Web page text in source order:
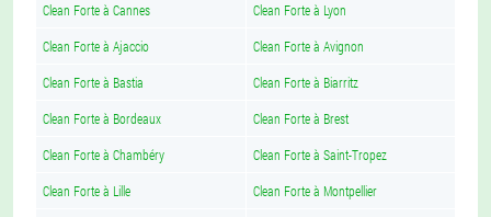
Clean Forte à Cannes Clean Forte à Lyon
Clean Forte à Ajaccio Clean Forte à Avignon
Clean Forte à Bastia Clean Forte à Biarritz
Clean Forte à Bordeaux Clean Forte à Brest
Clean Forte à Chambéry Clean Forte à Saint-Tropez
Clean Forte à Lille Clean Forte à Montpellier